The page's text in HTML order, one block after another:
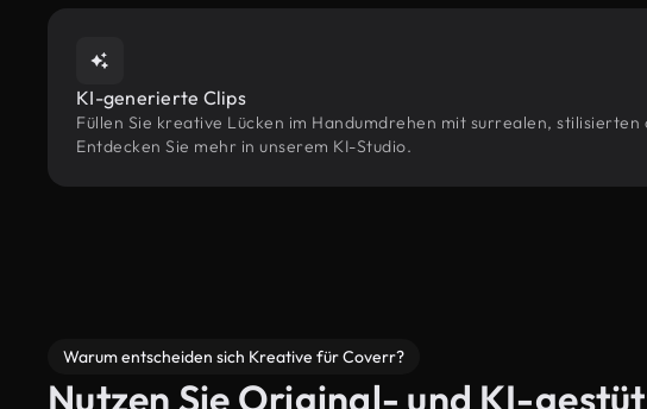
KI-generierte Clips
Füllen Sie kreative Lücken im Handumdrehen mit surrealen,
Entdecken Sie mehr in unserem KI-Studio.
Warum entscheiden sich Kreative für Coverr?
Nutzen Sie Original- und KI-